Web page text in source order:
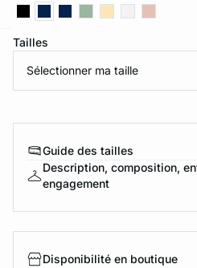
Tailles
Sélectionner ma taille
Guide des tailles
Description, composition,
engagement
Disponibilité en boutique